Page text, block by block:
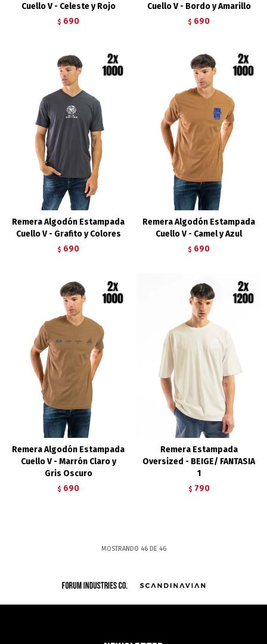
Cuello V - Celeste y Rojo
$ 690
Cuello V - Bordo y Amarillo
$ 690
Remera Algodón Estampada
Cuello V - Grafito y Colores
$ 690
Remera Algodón Estampada
Cuello V - Camel y Azul
$ 690
Remera Algodón Estampada
Cuello V - Marrón Claro y
Gris Oscuro
$ 690
Remera Estampada
Oversized - BEIGE/ FANTASIA
1
$ 790
MOSTRANDO 46DE 46